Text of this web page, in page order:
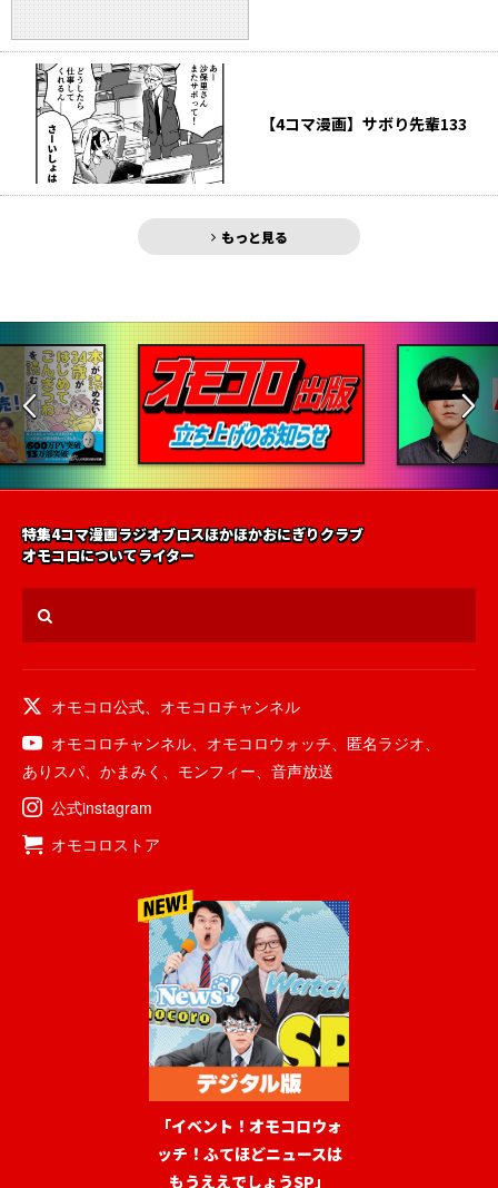
【4コマ漫画】サボり先輩133
もっと見る
特集4コマ漫画ラジオブロスほかほかおにぎりクラブ
オモコロについてライター
オモコロ公式
オモコロチャンネル
オモコロチャンネル
オモコロウォッチ 匿名ラジオ
ありスパ
かまみく モンフィー
音声放送
公式instagram
オモコロストア
「イベント！オモコロウォ
ッチ！ふてほどニュースは
もうええでしょうSP」